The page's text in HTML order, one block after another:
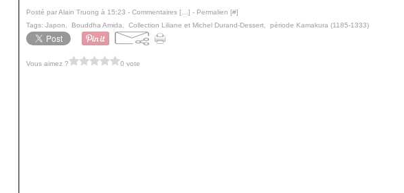
Posté par Alain Truong à 15:23 - Commentaires [ ] - Permalien [#]
Tags: Japon Bouddha Amida Collection Liliane et Michel Durand-Dessert période Kamakura (1185-1333)
Vous aimez ? 0 vote